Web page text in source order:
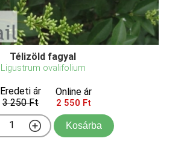
Télizöld fagyal
Ligustrum ovalifolium
Eredeti ár
3 250 Ft
Online ár
2 550 Ft
Kosárba